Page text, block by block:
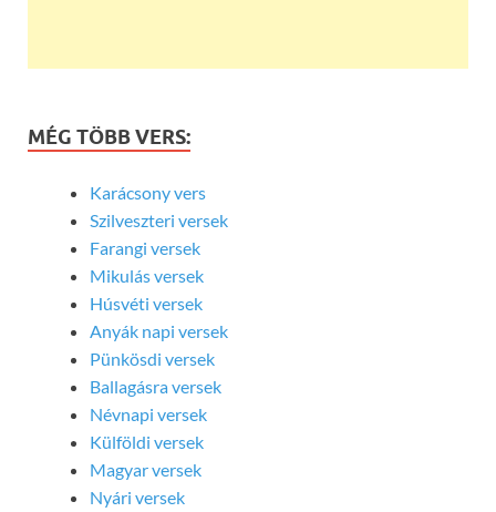
MÉG TÖBB VERS:
Karácsony vers
Szilveszteri versek
Farangi versek
Mikulás versek
Húsvéti versek
Anyák napi versek
Pünkösdi versek
Ballagásra versek
Névnapi versek
Külföldi versek
Magyar versek
Nyári versek